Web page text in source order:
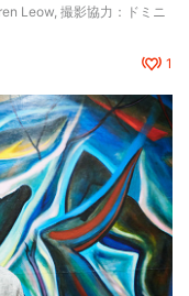
Leow, 撮影協力：ドミニ
1